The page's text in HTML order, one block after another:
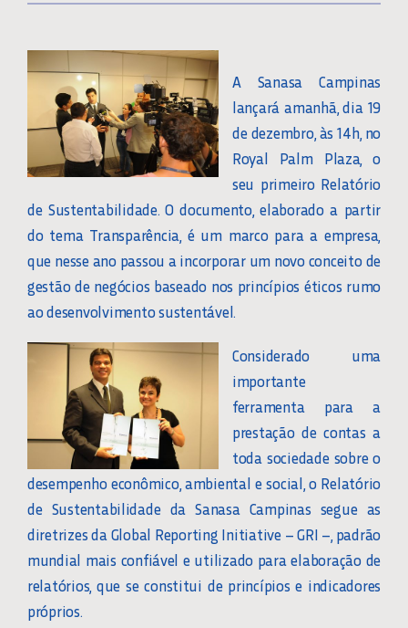
A Sanasa Campinas
lançará amanhã, dia 19
de dezembro, às 14h, no
Royal Palm Plaza, o
seu primeiro Relatório
de Sustentabilidade. O documento, elaborado a partir
do tema Transparência, é um marco para a empresa,
que nesse ano passou a incorporar um novo conceito de
gestão de negócios baseado nos princípios éticos rumo
ao desenvolvimento sustentável.
Considerado uma
importante
ferramenta para a
prestação de contas a
toda sociedade sobre o
desempenho econômico, ambiental e social, o Relatório
de Sustentabilidade da Sanasa Campinas segue as
diretrizes da Global Reporting Initiative – GRI –, padrão
mundial mais confiável e utilizado para elaboração de
relatórios, que se constitui de princípios e indicadores
próprios.